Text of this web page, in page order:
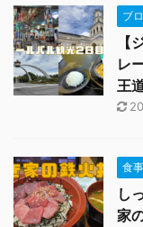
ブ
【
レ
王
食事
し
家